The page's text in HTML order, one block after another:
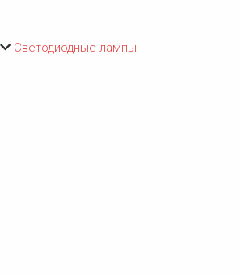
Светодиодные лампы